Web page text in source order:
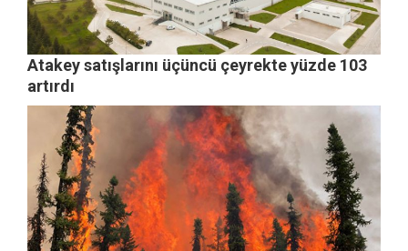
Atakey satışlarını üçüncü çeyrekte yüzde 103
artırdı